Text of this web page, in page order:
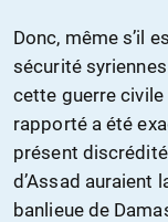
Donc, même s’il
sécurité
cette guerre civile
rapporté a été
présent
d’Assad auraient
banlieue de